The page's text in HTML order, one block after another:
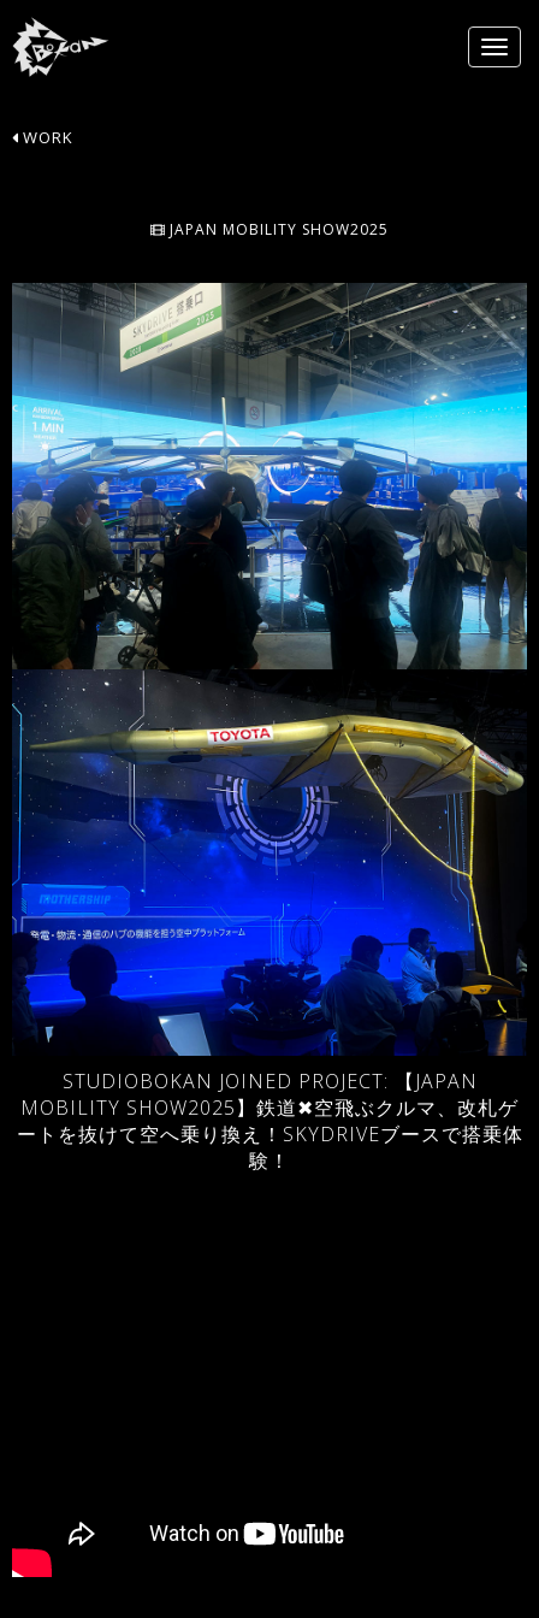
WORK
JAPAN MOBILITY SHOW2025
STUDIOBOKAN JOINED PROJECT: 【JAPAN
MOBILITY SHOW2025】鉄道✖空飛ぶクルマ、改札ゲ
ートを抜けて空へ乗り換え！SKYDRIVEブースで搭乗体
験！